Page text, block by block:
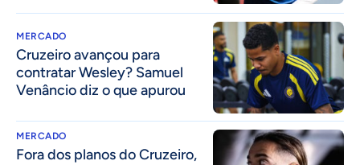
MERCADO
Cruzeiro avançou para
contratar Wesley? Samuel
Venâncio diz o que apurou
MERCADO
Fora dos planos do Cruzeiro,